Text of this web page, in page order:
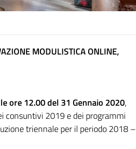
MODULISTICA ONLINE,
ore 12.00 del 31 Gennaio 2020,
consuntivi 2019 e dei programmi
triennale per il periodo 2018 –